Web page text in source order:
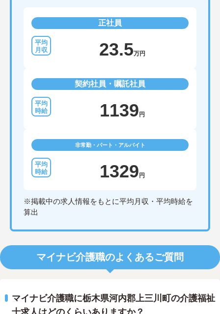
正社員
23.5万円
契約社員・嘱託社員
1139 円
非常勤・パート・アルバイト
1329 円
※掲載中の求人情報をもとに平均月収・平均時給を
算出
マイナビ介護職のよくあるご質問
マイナビ介護職に栃木県河内郡上三川町の介護福祉